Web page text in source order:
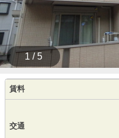
1 / 5
賃料
交通